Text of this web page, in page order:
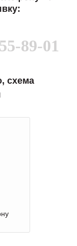
89-01
схема